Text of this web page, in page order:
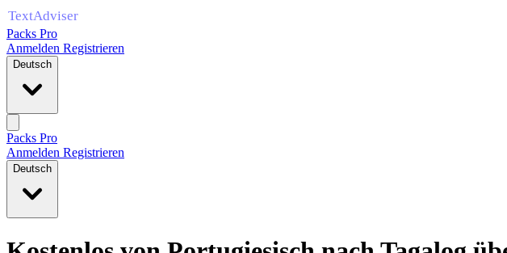
Packs Pro
Anmelden Registrieren
Deutsch
Packs Pro
Anmelden Registrieren
Deutsch